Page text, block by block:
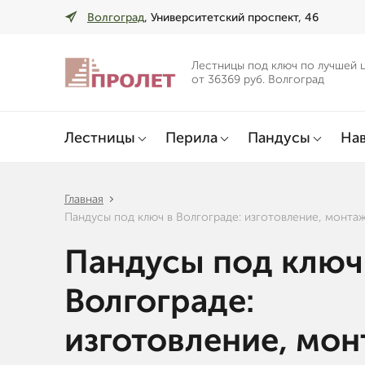
Волгоград, Университетский проспект, 46
Лестницы под ключ по лучшей
от 36369 руб. Волгоград
Лестницы Перила Пандусы
Главная
Пандусы под ключ в Волгограде: изготовление,
Пандусы под
Волгограде:
изготовление,